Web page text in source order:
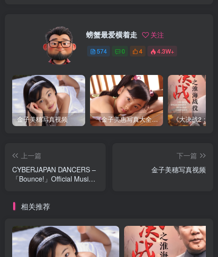
螃蟹最爱横着走 关注
574 0 4 4.3W+
金子美穗写真视频 《金子美惠写真大全》第一卷
上一篇
CYBERJAPAN DANCERS –
「Bounce!」Official Music
下一篇
金子美穗写真视频
相关推荐